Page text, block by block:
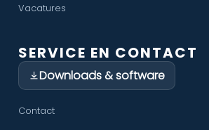
Vacatures
SERVICE EN CONTACT
Downloads & software
Contact